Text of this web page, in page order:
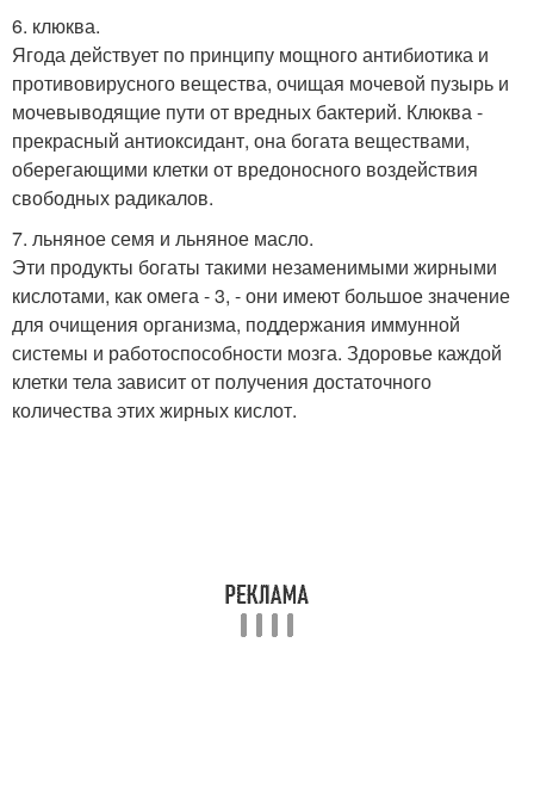
6. клюква.
Ягода действует по принципу мощного антибиотика и
противовирусного вещества, очищая мочевой пузырь и
мочевыводящие пути от вредных бактерий. Клюква -
прекрасный антиоксидант, она богата веществами,
оберегающими клетки от вредоносного воздействия
свободных радикалов.
7. льняное семя и льняное масло.
Эти продукты богаты такими незаменимыми жирными
кислотами, как омега - 3, - они имеют большое значение
для очищения организма, поддержания иммунной
системы и работоспособности мозга. Здоровье каждой
клетки тела зависит от получения достаточного
количества этих жирных кислот.